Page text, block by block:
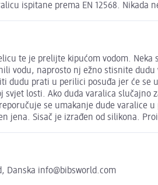
ispitane prema EN 12568.
te je prelijte kipućom vodom.
vodu, naprosto nj ežno stisnite
dudu prati u perilici posuđa jer će
losti. Ako duda varalica slučajno
se umakanje dude
jena. Sisač je izrađen od silikona.
Danska info@bibsworld.com